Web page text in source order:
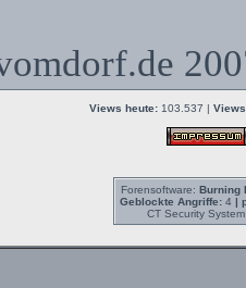
Views heute: 103.537 |
Forensoftware: Burning
Geblockte Angriffe:4 |
CT Security